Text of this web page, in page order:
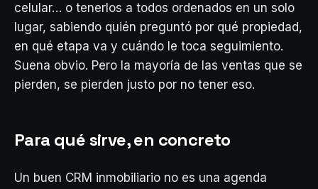
celular… o tenerlos a todos ordenados en un solo
lugar, sabiendo quién preguntó por qué propiedad,
en qué etapa va y cuándo le toca seguimiento.
Suena obvio. Pero la mayoría de las ventas que se
pierden, se pierden justo por no tener eso.
Para qué sirve, en concreto
Un buen CRM inmobiliario no es una agenda